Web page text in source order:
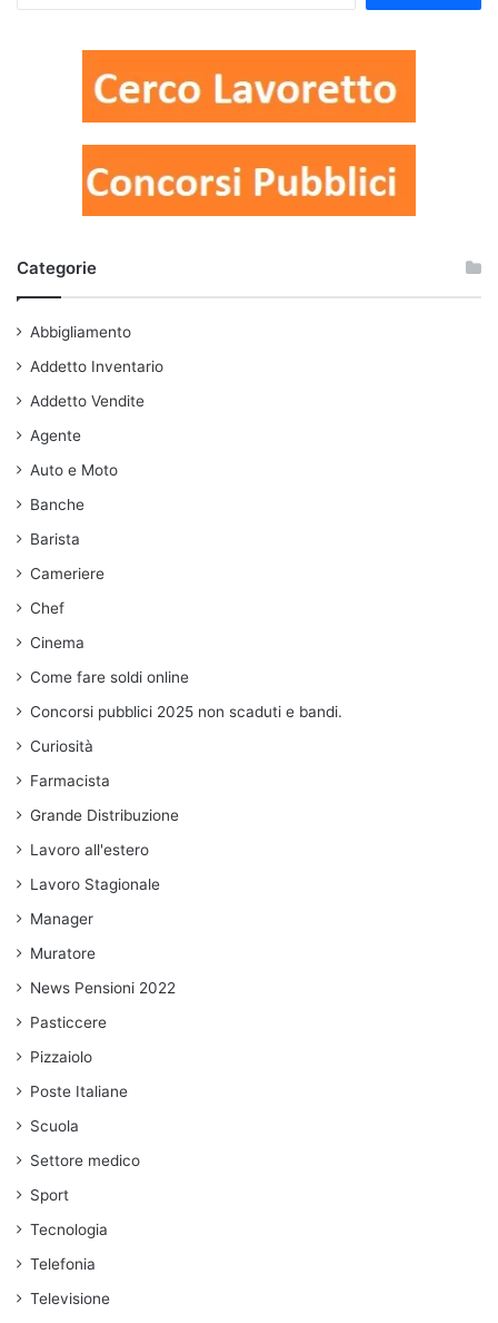
Categorie
Abbigliamento
Addetto Inventario
Addetto Vendite
Agente
Auto e Moto
Banche
Barista
Cameriere
Chef
Cinema
Come fare soldi online
Concorsi pubblici 2025 non scaduti e bandi.
Curiosità
Farmacista
Grande Distribuzione
Lavoro all'estero
Lavoro Stagionale
Manager
Muratore
News Pensioni 2022
Pasticcere
Pizzaiolo
Poste Italiane
Scuola
Settore medico
Sport
Tecnologia
Telefonia
Televisione